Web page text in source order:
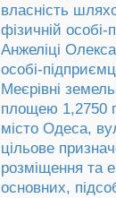
власність
фізичній
Анжеліці
особі-
Меєрівні
площею 1,2750
місто Одеса,
цільове
розміщення та
основних,